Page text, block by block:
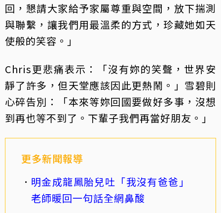
回，懇請大家給予家屬尊重與空間，放下揣測
與聯繫，讓我們用最溫柔的方式，珍藏她如天
使般的笑容。」
Chris更悲痛表示：「沒有妳的笑聲，世界安
靜了許多，但天堂應該因此更熱鬧。」雪碧則
心碎告別：「本來等妳回國要做好多事，沒想
到再也等不到了。下輩子我們再當好朋友。」
更多新聞報導
明金成龍鳳胎兒吐「我沒有爸爸」
老師暖回一句話全網鼻酸